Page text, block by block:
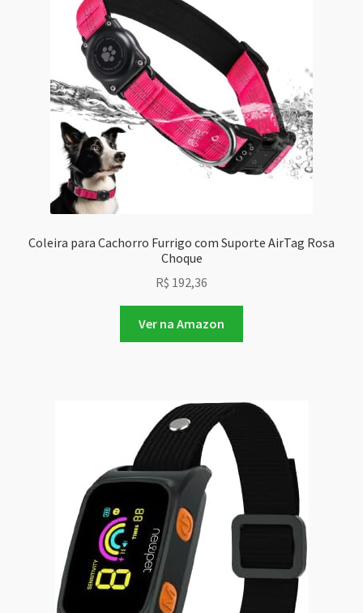
Coleira para Cachorro Furrigo com Suporte AirTag Rosa
Choque
R$ 192,36
Ver na Amazon